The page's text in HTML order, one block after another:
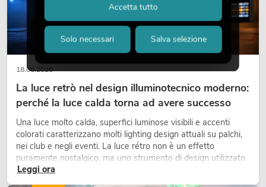
18.06.2026
La luce retrò nel design illuminotecnico moderno:
perché la luce calda torna ad avere successo
Una luce molto calda, superfici luminose visibili e accenti
colorati caratterizzano molti lighting design attuali su palchi,
nei club e negli eventi. La luce rétro non è un effetto
puramente nostalgico, ma uno strumento di design utilizzato
in modo consapevole: crea atmosfera, dona carattere alle
scene e può rendere più emozionali i setup LED tecnici.
Leggi ora
Solo necessari Salva selezione
Accetta tutto